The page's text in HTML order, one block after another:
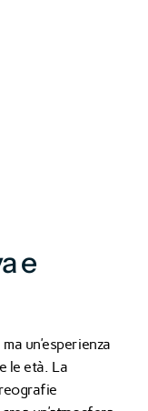
e
un’esperienza
le età. La